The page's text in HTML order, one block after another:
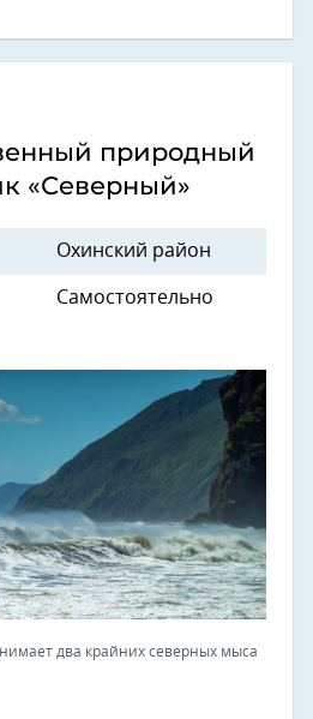
природный
«Северный»
Охинский район
Самостоятельно
два крайних северных мыса